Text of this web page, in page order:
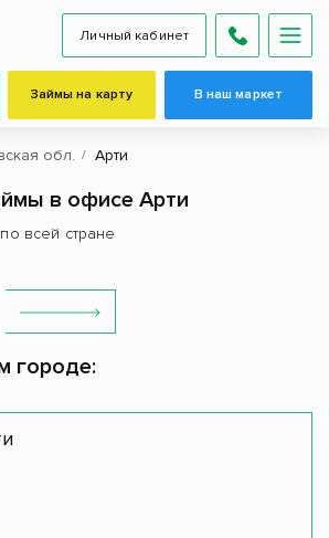
Личный кабинет
Займы на карту В наш маркет
обл. Арти
в офисе Арти
всей стране
городе: